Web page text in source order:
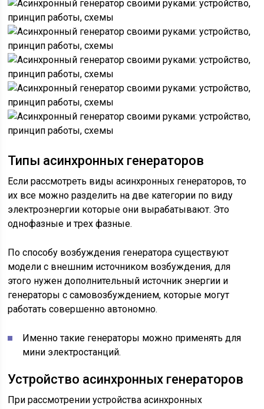
Типы асинхронных генераторов
Если рассмотреть виды асинхронных генераторов, то
их все можно разделить на две категории по виду
электроэнергии которые они вырабатывают. Это
однофазные и трех фазные.
По способу возбуждения генератора существуют
модели с внешним источником возбуждения, для
этого нужен дополнительный источник энергии и
генераторы с самовозбуждением, которые могут
работать совершенно автономно.
Именно такие генераторы можно применять для
мини электростанций.
Устройство асинхронных генераторов
При рассмотрении устройства асинхронных